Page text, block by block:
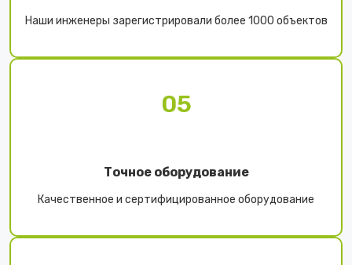
Наши инженеры зарегистрировали более 1000 объектов
05
Точное оборудование
Качественное и сертифицированное оборудование